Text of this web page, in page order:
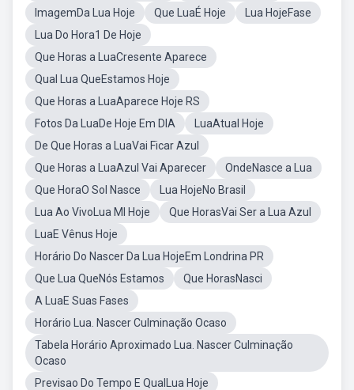
ImagemDa Lua Hoje Que LuaÉ Hoje
Lua HojeFase
Lua Do Hora1 De Hoje
Que Horas a LuaCresente Aparece
Qual Lua QueEstamos Hoje
Que Horas a LuaAparece Hoje RS
Fotos Da LuaDe Hoje Em DIA
LuaAtual Hoje
De Que Horas a LuaVai Ficar Azul
Que Horas a LuaAzul Vai Aparecer
OndeNasce a Lua
Que HoraO Sol Nasce
Lua HojeNo Brasil
Lua Ao VivoLua MI Hoje
Que HorasVai Ser a Lua Azul
LuaE Vênus Hoje
Horário Do Nascer Da Lua HojeEm Londrina PR
Que Lua QueNós Estamos
Que HorasNasci
A LuaE Suas Fases
Horário Lua. Nascer Culminação Ocaso
Tabela Horário Aproximado Lua. Nascer Culminação
Ocaso
Previsao Do Tempo E QualLua Hoje